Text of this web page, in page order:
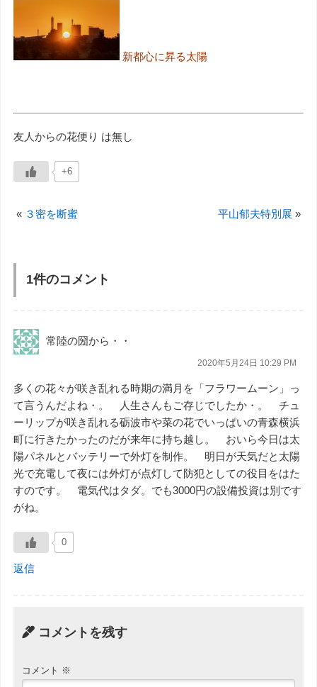
新都心に昇る太陽
友人からの花便り は無し
+6
« ３密を断蜜 平山郁夫特別展 »
1件のコメント
常陸の圀から・・
2020年5月24日 10:29 PM
多くの花々が咲き乱れる時期の満月を「フラワームーン」っ
て言うんだよね・。 人生さんもご存じでしたか・。 チュ
ーリップが咲き乱れる砺波市や菜の花でいっぱいの青森横浜
町に行きたかったのだが来年に持ち越し。 おいら今日は太
陽パネルとバッテリーで外灯を制作。 明日が天気だと太陽
光で充電して夜には外灯が点灯して防犯としての役目をはた
すのです。 電気代はタダ。でも3000円の設備投資は別です
がね。
0
返信
コメントを残す
コメント ※